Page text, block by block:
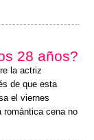
28 años?
la actriz
de que esta
el viernes
romántica cena no